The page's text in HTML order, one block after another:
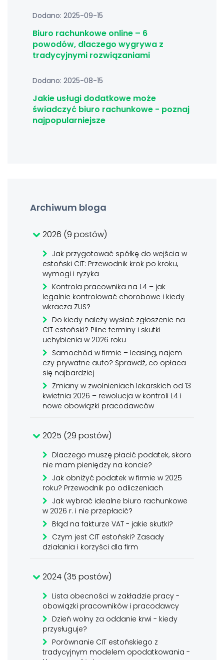
Dodano: 2025-09-15
Biuro rachunkowe online – 6
powodów, dlaczego wygrywa z
tradycyjnymi rozwiązaniami
Dodano: 2025-08-15
Jakie usługi dodatkowe może
świadczyć biuro rachunkowe - poznaj
najpopularniejsze
Archiwum bloga
2026 (9 postów)
Jak przygotować spółkę do wejścia w
estoński CIT: Przewodnik krok po kroku,
wymogi i ryzyka
Kontrola pracownika na L4 – jak
legalnie kontrolować chorobowe i kiedy
wkracza ZUS?
Do kiedy należy wysłać zgłoszenie na
CIT estoński? Pilne terminy i skutki
uchybienia w 2026 roku
Samochód w firmie – leasing, najem
czy prywatne auto? Sprawdź, co opłaca
się najbardziej
Zmiany w zwolnieniach lekarskich od 13
kwietnia 2026 – rewolucja w kontroli L4 i
nowe obowiązki pracodawców
2025 (29 postów)
Dlaczego muszę płacić podatek, skoro
nie mam pieniędzy na koncie?
Jak obniżyć podatek w firmie w 2025
roku? Przewodnik po odliczeniach
Jak wybrać idealne biuro rachunkowe
w 2026 r. i nie przepłacić?
Błąd na fakturze VAT - jakie skutki?
Czym jest CIT estoński? Zasady
działania i korzyści dla firm
2024 (35 postów)
Lista obecności w zakładzie pracy -
obowiązki pracowników i pracodawcy
Dzień wolny za oddanie krwi - kiedy
przysługuje?
Porównanie CIT estońskiego z
tradycyjnym modelem opodatkowania -